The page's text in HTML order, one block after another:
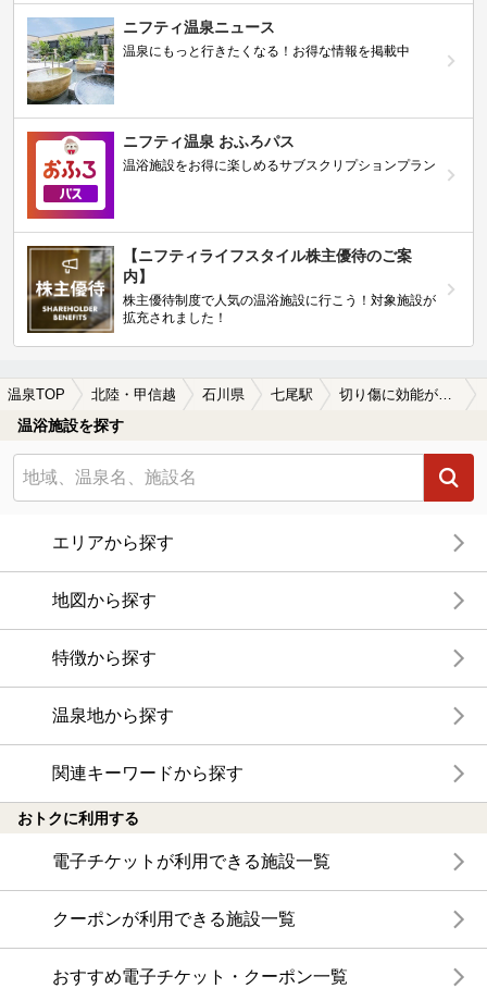
ニフティ温泉ニュース
温泉にもっと行きたくなる！お得な情報を掲載中
ニフティ温泉 おふろパス
温浴施設をお得に楽しめるサブスクリプションプラン
【ニフティライフスタイル株主優待のご案
内】
株主優待制度で人気の温浴施設に行こう！対象施設が
拡充されました！
温泉TOP 北陸・甲信越 石川県 七尾駅 切り傷に効能がある七尾駅近くの温泉、日帰り温泉、スーパー銭湯おすすめ
温浴施設を探す
エリアから探す
地図から探す
特徴から探す
温泉地から探す
関連キーワードから探す
おトクに利用する
電子チケットが利用できる施設一覧
クーポンが利用できる施設一覧
おすすめ電子チケット・クーポン一覧